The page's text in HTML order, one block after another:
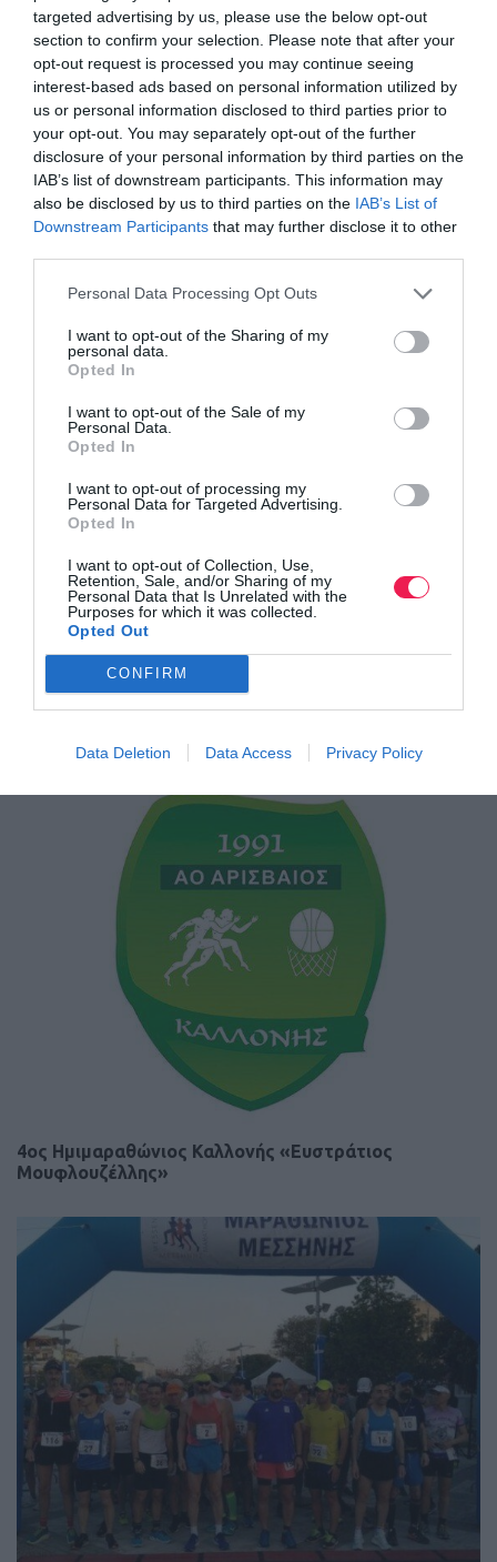
targeted advertising by us, please use the below opt-out
section to confirm your selection. Please note that after your
opt-out request is processed you may continue seeing
interest-based ads based on personal information utilized by
us or personal information disclosed to third parties prior to
your opt-out. You may separately opt-out of the further
disclosure of your personal information by third parties on the
IAB’s list of downstream participants. This information may
also be disclosed by us to third parties on the IAB’s List of
Downstream Participants that may further disclose it to other
Personal Data Processing Opt Outs
I want to opt-out of the Sharing of my
personal data.
Opted In
I want to opt-out of the Sale of my
Personal Data.
Opted In
I want to opt-out of processing my
Personal Data for Targeted Advertising.
Opted In
I want to opt-out of Collection, Use,
Retention, Sale, and/or Sharing of my
Personal Data that Is Unrelated with the
Purposes for which it was collected.
Opted Out
CONFIRM
Data Deletion Data Access Privacy Policy
17ος Διεθνής Μαραθώνιος Θεσσαλονίκης «Μέγας
4ος Ημιμαραθώνιος Καλλονής «Ευστράτιος
Μουφλουζέλλης»